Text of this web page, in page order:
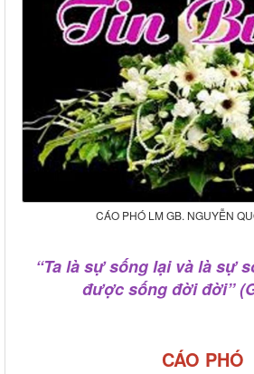
CÁO PHÓ LM GB. NGUYỄN
“Ta là sự sống lại và là sự
được sống đời đời”
CÁO PHÓ